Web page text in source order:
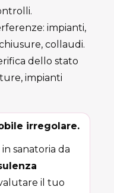
impianti,
collaudi.
dello stato
impianti
irregolare.
sanatoria da
il tuo